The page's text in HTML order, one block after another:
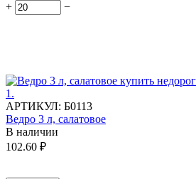
+ −
АРТИКУЛ: Б0113
Ведро 3 л, салатовое
В наличии
102.60 ₽